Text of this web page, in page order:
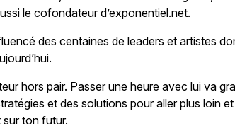
le cofondateur d’exponentiel.net.
des centaines de leaders et artistes
hors pair. Passer une heure avec lui va
et des solutions pour aller plus loin
ton futur.